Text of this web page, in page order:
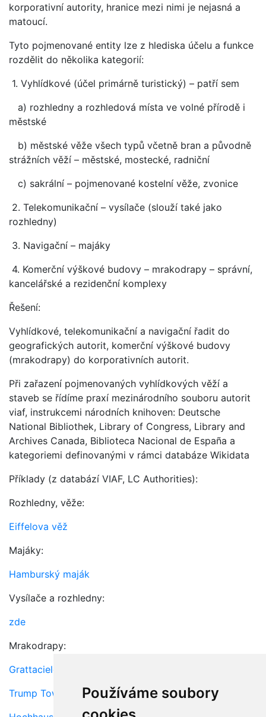
Používáme soubory
korporativní autority, hranice mezi nimi je nejasná a
matoucí.
Tyto pojmenované entity lze z hlediska účelu a funkce
rozdělit do několika kategorií:
1. Vyhlídkové (účel primárně turistický) – patří sem
a) rozhledny a rozhledová místa ve volné přírodě i
městské
b) městské věže všech typů včetně bran a původně
strážních věží – městské, mostecké, radniční
c) sakrální – pojmenované kostelní věže, zvonice
2. Telekomunikační – vysílače (slouží také jako
rozhledny)
3. Navigační – majáky
4. Komerční výškové budovy – mrakodrapy – správní,
kancelářské a rezidenční komplexy
Řešení:
Vyhlídkové, telekomunikační a navigační řadit do
geografických autorit, komerční výškové budovy
(mrakodrapy) do korporativních autorit.
Při zařazení pojmenovaných vyhlídkových věží a
staveb se řídíme praxí mezinárodního souboru autorit
viaf, instrukcemi národních knihoven: Deutsche
National Bibliothek, Library of Congress, Library and
Archives Canada, Biblioteca Nacional de España a
kategoriemi definovanými v rámci databáze Wikidata
Příklady (z databází VIAF, LC Authorities):
Rozhledny, věže:
Eiffelova věž
Majáky:
Hamburský maják
Vysílače a rozhledny:
zde
Mrakodrapy:
Grattacielo dei Mille
Trump Tower (New York, N.Y.)